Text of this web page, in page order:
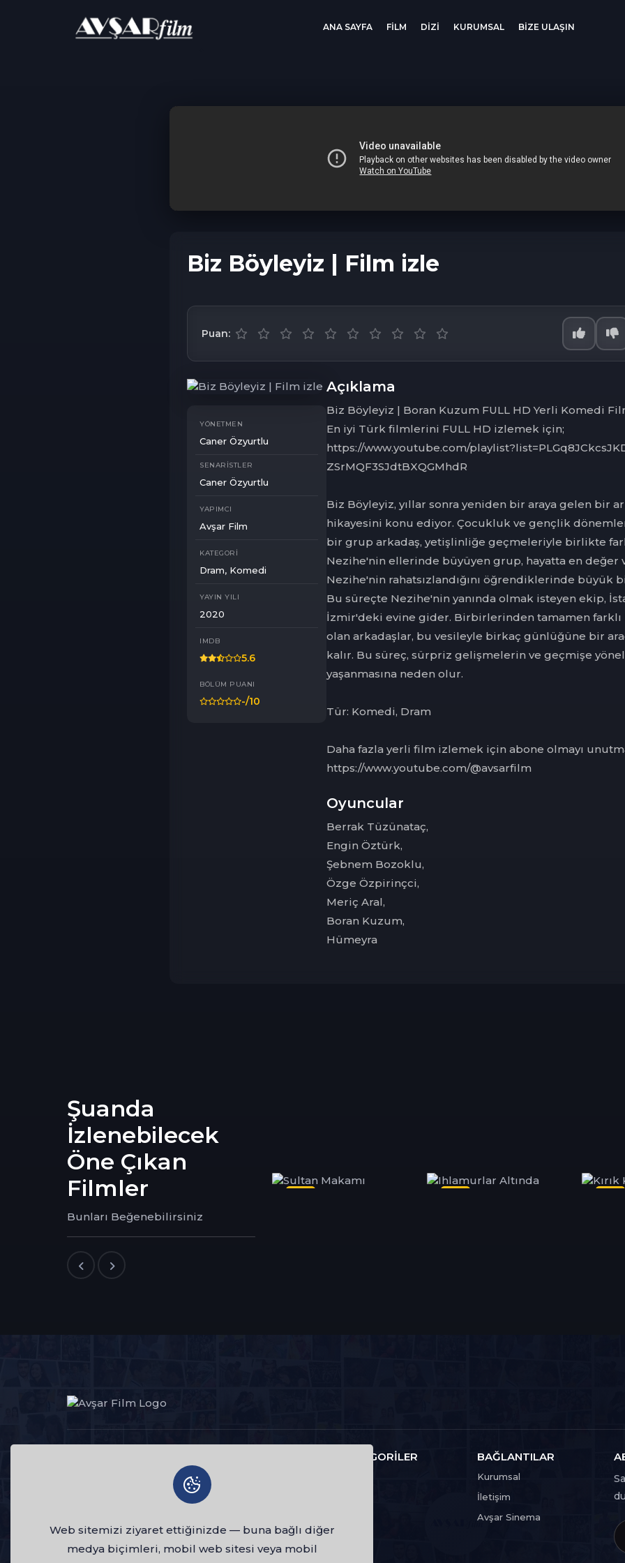
ANA SAYFA FİLM DİZİ KURUMSAL BİZE ULAŞIN
ANA SAYFA Dram Biz Böyleyiz | Film izle
Biz Böyleyiz | Film izle
Puan:
YÖNETMEN
Caner Özyurtlu
SENARISTLER
Caner Özyurtlu
YAPIMCI
Avşar Film
KATEGORI
Dram, Komedi
YAYIN YILI
2020
IMDB
5.6
BÖLÜM PUANI
-/10
Açıklama
Biz Böyleyiz | Boran Kuzum FULL HD Yerli Komedi
En iyi Türk filmlerini FULL HD izlemek için;
https://www.youtube.com/
ZSrMQF3SJdtBXQGMhdR
Biz Böyleyiz, yıllar sonra yeniden bir araya gelen bir
hikayesini konu ediyor. Çocukluk ve gençlik
bir grup arkadaş, yetişlinliğe geçmeleriyle birlikte
Nezihe'nin ellerinde büyüyen grup, hayatta en değer
Nezihe'nin rahatsızlandığını öğrendiklerinde büyük
Bu süreçte Nezihe'nin yanında olmak isteyen ekip,
İzmir'deki evine gider. Birbirlerinden tamamen
olan arkadaşlar, bu vesileyle birkaç günlüğüne bir
kalır. Bu süreç, sürpriz gelişmelerin ve geçmişe
yaşanmasına neden olur.
Tür: Komedi, Dram
Daha fazla yerli film izlemek için abone olmayı
https://www.youtube.com/@avsarfilm
Oyuncular
Berrak Tüzünataç,
Engin Öztürk,
Şebnem Bozoklu,
Özge Özpirinçci,
Meriç Aral,
Boran Kuzum,
Hümeyra
Şuanda
İzlenebilecek
Öne Çıkan
Filmler
Bunları Beğenebilirsiniz
1984 yılından bu yana Türkiye sinema ve
televizyon sektörünün öncü kuruluşlarından
Oğlum, Ulak, Çemberimde Gül Oya, Ihlamurlar
Altında, Karagül gibi unutulmaz yapımlarımızı ve
zengin içerik arşivimizi kesintisiz HD kalitede
KATEGORILER BAĞLANTILAR
Kurumsal
İletişim
Avşar Sinema
Web sitemizi ziyaret ettiğinizde — buna bağlı diğer
medya biçimleri, mobil web sitesi veya mobil